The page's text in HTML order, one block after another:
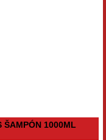
ŠAMPÓN 1000ML